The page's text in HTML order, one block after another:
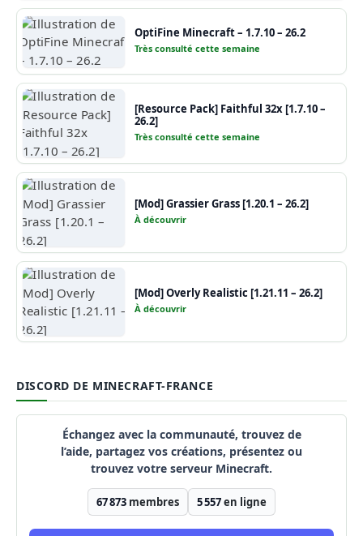
OptiFine Minecraft – 1.7.10 – 26.2
Très consulté cette semaine
[Resource Pack] Faithful 32x [1.7.10 –
26.2]
Très consulté cette semaine
[Mod] Grassier Grass [1.20.1 – 26.2]
À découvrir
[Mod] Overly Realistic [1.21.11 – 26.2]
À découvrir
DISCORD DE MINECRAFT-FRANCE
Échangez avec la communauté, trouvez de
l’aide, partagez vos créations, présentez ou
trouvez votre serveur Minecraft.
67 873 membres 5 557en ligne